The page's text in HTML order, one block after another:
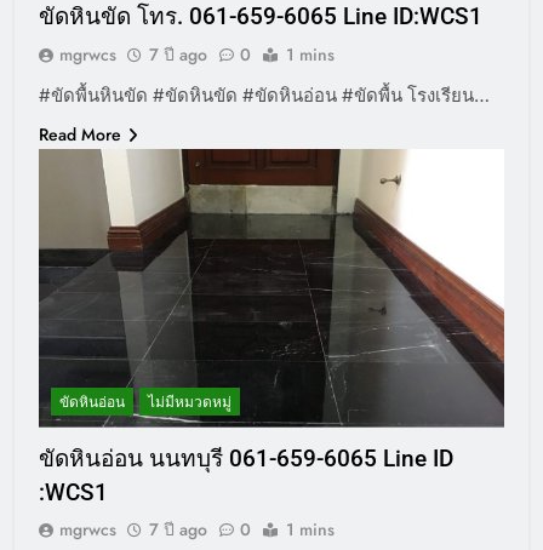
ขัดหินขัด โทร. 061-659-6065 Line ID:WCS1
mgrwcs 7 ปี ago 0 1 mins
#ขัดพื้นหินขัด #ขัดหินขัด #ขัดหินอ่อน #ขัดพื้น โรงเรียน…
Read More
ขัดหินอ่อน ไม่มีหมวดหมู่
ขัดหินอ่อน นนทบุรี 061-659-6065 Line ID
:WCS1
mgrwcs 7 ปี ago 0 1 mins